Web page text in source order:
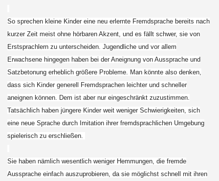
So sprechen kleine Kinder eine neu erlernte Fremdsprache bereits nach
kurzer Zeit meist ohne hörbaren Akzent, und es fällt schwer, sie von
Erstsprachlern zu unterscheiden. Jugendliche und vor allem
Erwachsene hingegen haben bei der Aneignung von Aussprache und
Satzbetonung erheblich größere Probleme. Man könnte also denken,
dass sich Kinder generell Fremdsprachen leichter und schneller
aneignen können. Dem ist aber nur eingeschränkt zuzustimmen.
Tatsächlich haben jüngere Kinder weit weniger Schwierigkeiten, sich
eine neue Sprache durch Imitation ihrer fremdsprachlichen Umgebung
spielerisch zu erschließen.
Sie haben nämlich wesentlich weniger Hemmungen, die fremde
Aussprache einfach auszuprobieren, da sie möglichst schnell mit ihren